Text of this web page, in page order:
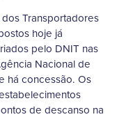
Transportadores
hoje já
pelo DNIT nas
Nacional de
há concessão. Os
de descanso na